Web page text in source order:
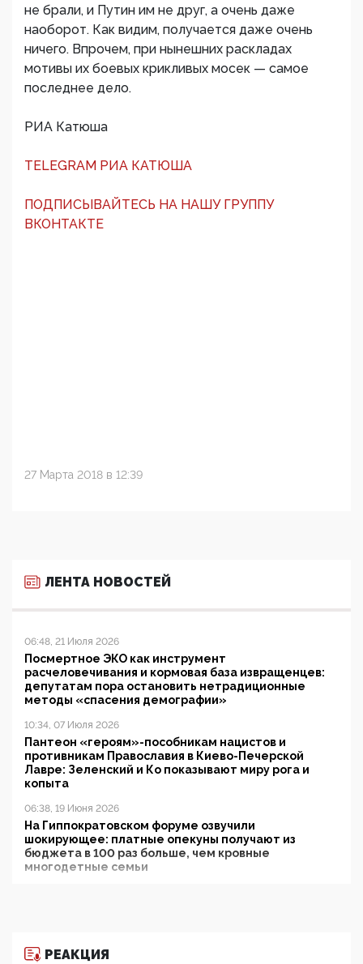
не брали, и Путин им не друг, а очень даже
наоборот. Как видим, получается даже очень
ничего. Впрочем, при нынешних раскладах
мотивы их боевых крикливых мосек — самое
последнее дело.
РИА Катюша
TELEGRAM РИА КАТЮША
ПОДПИСЫВАЙТЕСЬ НА НАШУ ГРУППУ
ВКОНТАКТЕ
27 Марта 2018 в 12:39
ЛЕНТА НОВОСТЕЙ
06:48, 21 Июля 2026
Посмертное ЭКО как инструмент
расчеловечивания и кормовая база извращенцев:
депутатам пора остановить нетрадиционные
методы «спасения демографии»
10:34, 07 Июля 2026
Пантеон «героям»-пособникам нацистов и
противникам Православия в Киево-Печерской
Лавре: Зеленский и Ко показывают миру рога и
копыта
06:38, 19 Июня 2026
На Гиппократовском форуме озвучили
шокирующее: платные опекуны получают из
бюджета в 100 раз больше, чем кровные
многодетные семьи
11:53, 09 Июня 2026
РЕАКЦИЯ